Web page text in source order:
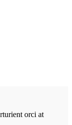
orci at